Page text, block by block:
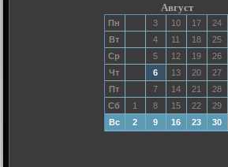
Август
Пн 3 10 17 24
Вт
4 11 18
25
Ср
5 12 19
26
Чт
6 13 20
27
Пт
7 14 21
28
Сб
1 8 15 22
29
Вс
2 9 16 23 30